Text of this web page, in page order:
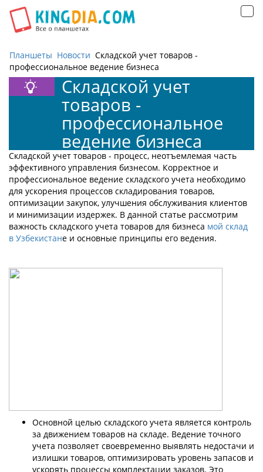
Планшеты Новости Складской учет товаров -
профессиональное ведение бизнеса
Складской учет
товаров -
профессиональное
ведение бизнеса
Складской учет товаров - процесс, неотъемлемая часть
эффективного управления бизнесом. Корректное и
профессиональное ведение складского учета необходимо
для ускорения процессов складирования товаров,
оптимизации закупок, улучшения обслуживания клиентов
и минимизации издержек. В данной статье рассмотрим
важность складского учета товаров для бизнеса мой склад
в Узбекистане и основные принципы его ведения.
Основной целью складского учета является контроль
за движением товаров на складе. Ведение точного
учета позволяет своевременно выявлять недостачи и
излишки товаров, оптимизировать уровень запасов и
ускорять процессы комплектации заказов. Это